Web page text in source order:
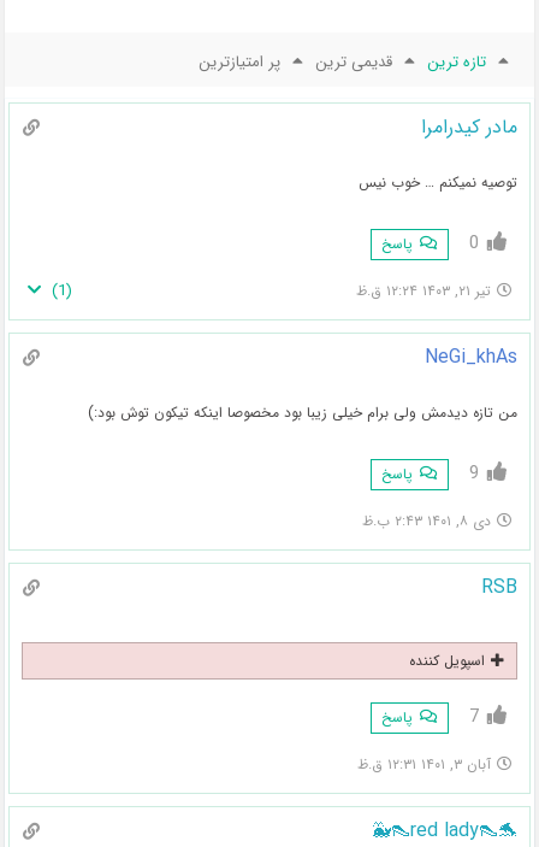
تازه ترین قدیمی ترین پر امتیازترین
مادر کیدرامرا
توصیه نمیکنم … خوب نیس
0 پاسخ
تیر ۲۱, ۱۴۰۳ ۱۲:۲۴ ق.ظ (
1
)
NeGi_khAs
من تازه دیدمش ولی برام خیلی زیبا بود مخصوصا اینکه تیکون توش بود:)
9 پاسخ
دی ۸, ۱۴۰۱ ۲:۴۳ ب.ظ
RSB
اسپویل کننده
7 پاسخ
آبان ۳, ۱۴۰۱ ۱۲:۳۱ ق.ظ
🐬👠red lady👠🐳